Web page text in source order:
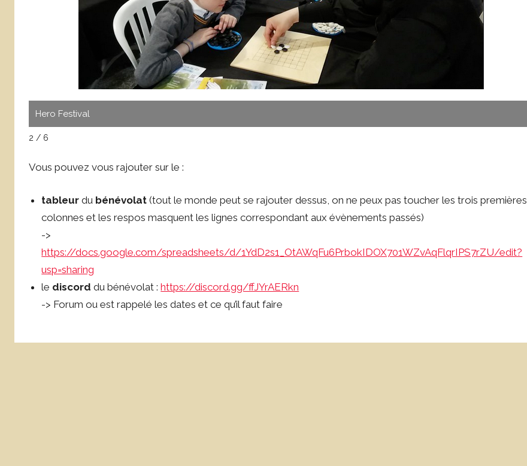
Hero Festival
2 / 6
Vous pouvez vous rajouter sur le :
tableurdu bénévolat (tout le monde peut se rajouter dessus, on ne peux pas toucher les trois premières
colonnes et les respos masquent les lignes correspondant aux évènements passés)
->
https://docs.google.com/spreadsheets/d/1YdD2s1_OtAWqFu6PrbokIDOX701WZvAqFlqrIPS7rZU/edit?
usp=sharing
le discorddu bénévolat :https://discord.gg/ffJYrAERkn
-> Forum ou est rappelé les dates et ce qu’il faut faire